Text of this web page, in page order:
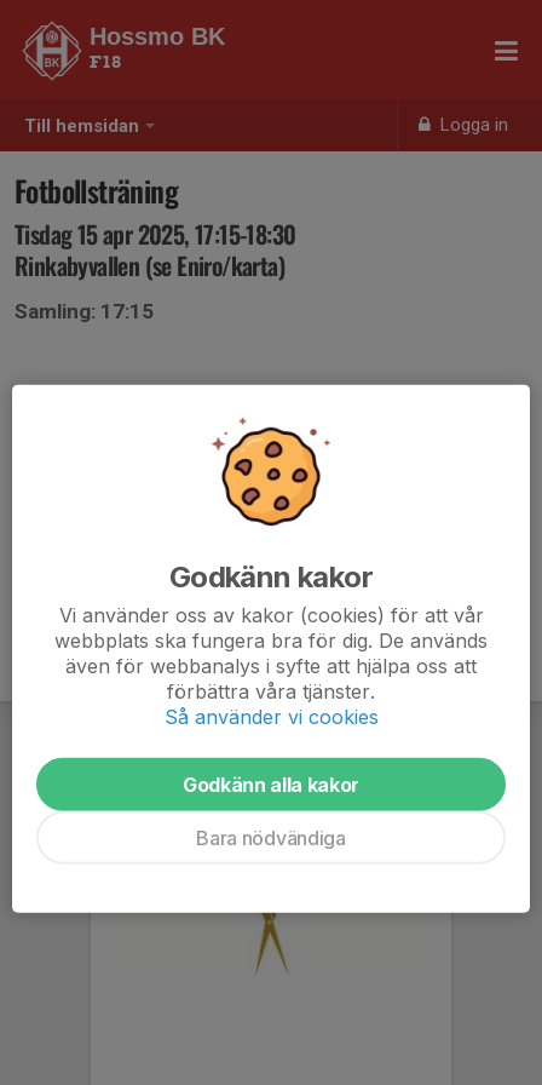
Till hemsidan Logga in
Hossmo BK
F18
Fotbollsträning
Tisdag 15 apr 2025, 17:15-18:30
Rinkabyvallen (se Eniro/karta)
Samling: 17:15
Godkänn kakor
Vi använder oss av kakor (cookies) för att vår
webbplats ska fungera bra för dig. De används
även för webbanalys i syfte att hjälpa oss att
förbättra våra tjänster.
Så använder vi cookies
Godkänn alla kakor
Bara nödvändiga